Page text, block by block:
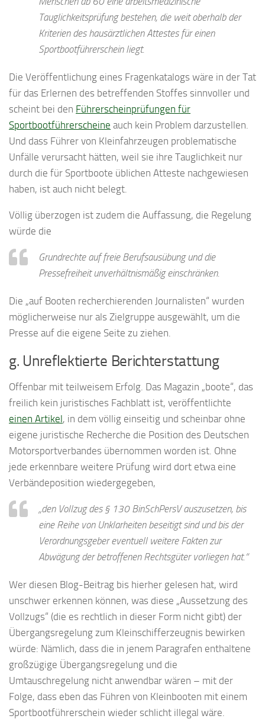
Tauglichkeitsprüfung bestehen, die weit oberhalb der
Kriterien des hausärztlichen Attestes für einen
Sportbootführerschein liegt.
Die Veröffentlichung eines Fragenkatalogs wäre in der Tat
für das Erlernen des betreffenden Stoffes sinnvoller und
scheint bei den Führerscheinprüfungen für
Sportbootführerscheine auch kein Problem darzustellen.
Und dass Führer von Kleinfahrzeugen problematische
Unfälle verursacht hätten, weil sie ihre Tauglichkeit nur
durch die für Sportboote üblichen Atteste nachgewiesen
haben, ist auch nicht belegt.
Völlig überzogen ist zudem die Auffassung, die Regelung
würde die
Grundrechte auf freie Berufsausübung und die
Pressefreiheit unverhältnismäßig einschränken.
Die „auf Booten recherchierenden Journalisten“ wurden
möglicherweise nur als Zielgruppe ausgewählt, um die
Presse auf die eigene Seite zu ziehen.
g. Unreflektierte Berichterstattung
Offenbar mit teilweisem Erfolg. Das Magazin „boote“, das
freilich kein juristisches Fachblatt ist, veröffentlichte
einen Artikel, in dem völlig einseitig und scheinbar ohne
eigene juristische Recherche die Position des Deutschen
Motorsportverbandes übernommen worden ist. Ohne
jede erkennbare weitere Prüfung wird dort etwa eine
Verbändeposition wiedergegeben,
„den Vollzug des § 130 BinSchPersV auszusetzen, bis
eine Reihe von Unklarheiten beseitigt sind und bis der
Verordnungsgeber eventuell weitere Fakten zur
Abwägung der betroffenen Rechtsgüter vorliegen hat.“
Wer diesen Blog-Beitrag bis hierher gelesen hat, wird
unschwer erkennen können, was diese „Aussetzung des
Vollzugs“ (die es rechtlich in dieser Form nicht gibt) der
Übergangsregelung zum Kleinschifferzeugnis bewirken
würde: Nämlich, dass die in jenem Paragrafen enthaltene
großzügige Übergangsregelung und die
Umtauschregelung nicht anwendbar wären – mit der
Folge, dass eben das Führen von Kleinbooten mit einem
Sportbootführerschein wieder schlicht illegal wäre.